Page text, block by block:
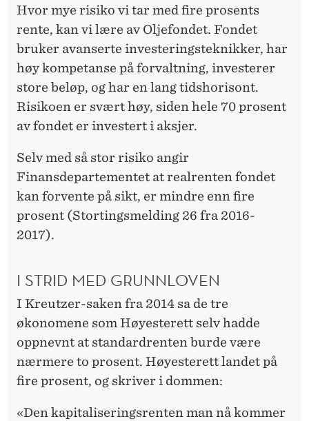
Hvor mye risiko vi tar med fire prosents
rente, kan vi lære av Oljefondet. Fondet
bruker avanserte investeringsteknikker, har
høy kompetanse på forvaltning, investerer
store beløp, og har en lang tidshorisont.
Risikoen er svært høy, siden hele 70 prosent
av fondet er investert i aksjer.
Selv med så stor risiko angir
Finansdepartementet at realrenten fondet
kan forvente på sikt, er mindre enn fire
prosent (Stortingsmelding 26 fra 2016-
2017).
I STRID MED GRUNNLOVEN
I Kreutzer-saken fra 2014 sa de tre
økonomene som Høyesterett selv hadde
oppnevnt at standardrenten burde være
nærmere to prosent. Høyesterett landet på
fire prosent, og skriver i dommen:
«Den kapitaliseringsrenten man nå kommer